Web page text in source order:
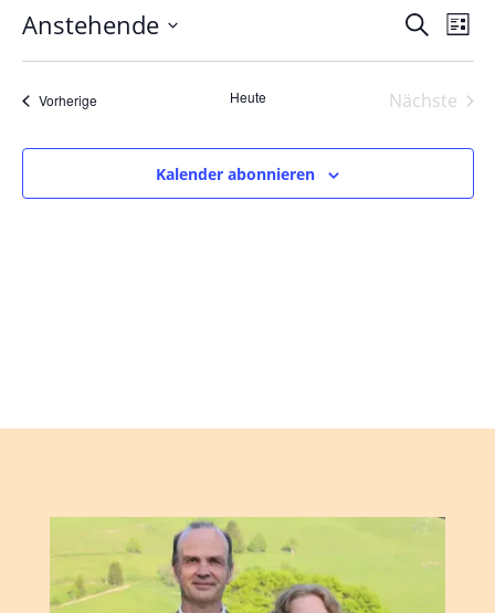
Suche
und
SucheListe
Anstehende
Datum
wählen.
VorherigeVeranstaltungen Heute
Nächste
Kalender abonnieren